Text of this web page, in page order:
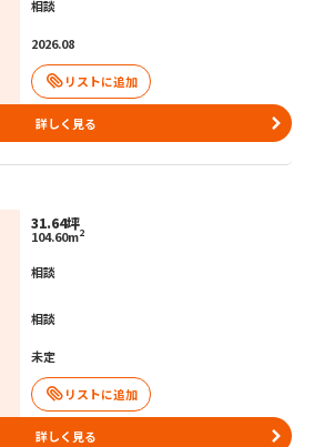
相談
2026.08
詳しく見る
31.64坪
104.60m2
相談
相談
未定
詳しく見る